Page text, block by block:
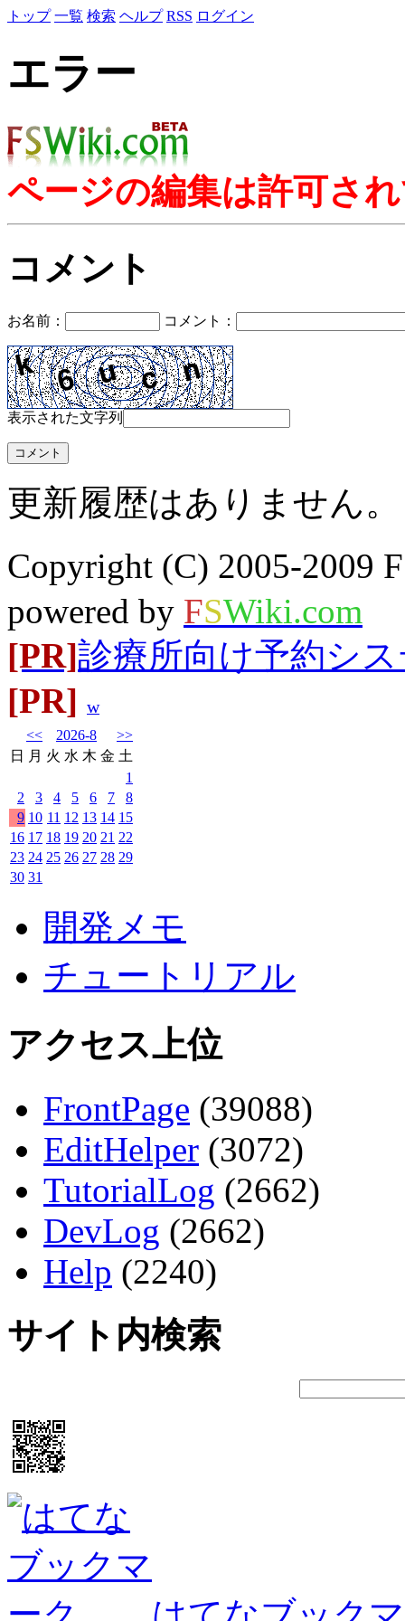
トップ 一覧 検索 ヘルプ RSS ログイン
エラー
ページの編集は許可さ
コメント
お名前： コメント：
表示された文字列
更新履歴はありません。
Copyright (C) 2005-2009
powered by FSWiki.com
[PR]診療所向け予約シ
[PR] w
<< 2026-8
>>
日 月 火 水 木 金 土
1
2
3 4 5 6 7
8
9 10 11 12 13 14 15
16 17 18 19 20 21 22
23 24 25 26 27 28 29
30 31
開発メモ
チュートリアル
アクセス上位
FrontPage (39088)
EditHelper (3072)
TutorialLog (2662)
DevLog (2662)
Help (2240)
サイト内検索